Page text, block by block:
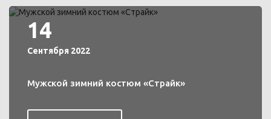
14
Сентября 2022
Мужской зимний костюм «Страйк»